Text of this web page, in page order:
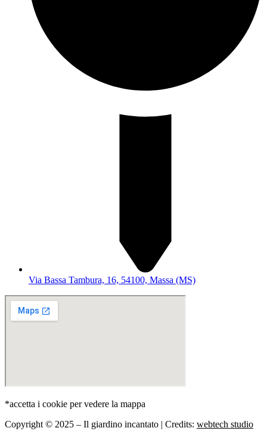
Via Bassa Tambura, 16, 54100, Massa (MS)
*accetta i cookie per vedere la mappa
Copyright © 2025 – Il giardino incantato | Credits: webtech studio